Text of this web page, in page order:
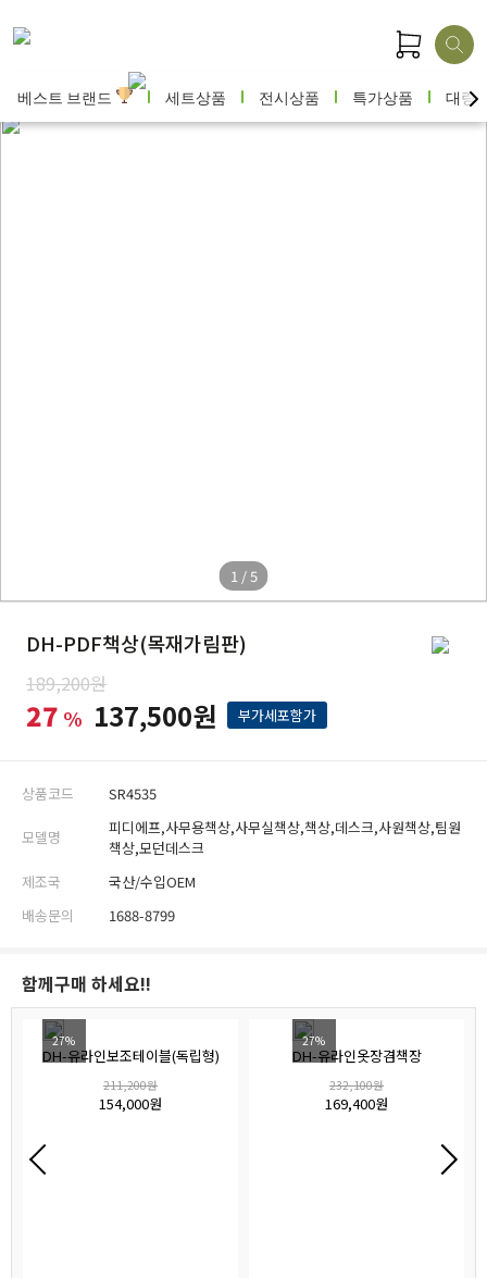
베스트 브랜드 세트상품 전시상품 특가상품 대량
1 / 5
DH-PDF책상(목재가림판)
189,200원
27 % 137,500원 부가세포함가
상품코드 SR4535
모델명
피디에프,사무용책상,사무실책상,책상,데스크,사원책상,팀원
책상,모던데스크
제조국
국산/수입OEM
배송문의
1688-8799
함께구매 하세요!!
27%
DH-유라인보조테이블(독립형)
211,200원
154,000원
27%
DH-유라인옷장겸책장
232,100원
169,400원